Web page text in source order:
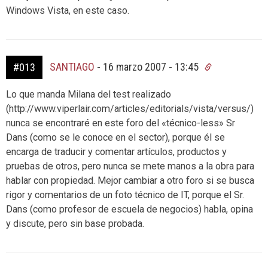
Windows Vista, en este caso.
#013 SANTIAGO - 16 marzo 2007 - 13:45
Lo que manda Milana del test realizado
(http://www.viperlair.com/articles/editorials/vista/versus/)
nunca se encontraré en este foro del «técnico-less» Sr
Dans (como se le conoce en el sector), porque él se
encarga de traducir y comentar artículos, productos y
pruebas de otros, pero nunca se mete manos a la obra para
hablar con propiedad. Mejor cambiar a otro foro si se busca
rigor y comentarios de un foto técnico de IT, porque el Sr.
Dans (como profesor de escuela de negocios) habla, opina
y discute, pero sin base probada.